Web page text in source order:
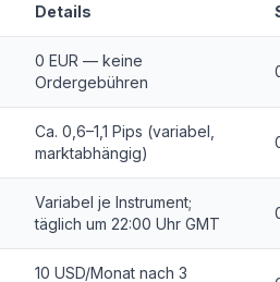
Details
0 EUR — keine
Ordergebühren
Ca. 0,6–1,1 Pips (variabel,
marktabhängig)
Variabel je Instrument;
täglich um 22:00 Uhr GMT
10 USD/Monat nach 3